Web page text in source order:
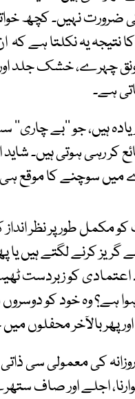
ضرورت نہیں۔ کچھ
نتیجہ یہ نکلتا ہے
رونق چہرے، خشک جلد
ہے۔
ہیں، جو ’’بے
کر رہی ہوتی ہیں۔
میں سوچنے کا موقع ہی
مکمل طور پر نظر
کرنے لگتے ہیں یا
کو زبردست
ہے؟ وہ خود کو
بالآخر محفلوں میں
کی معمولی سی
اجلے اور صاف